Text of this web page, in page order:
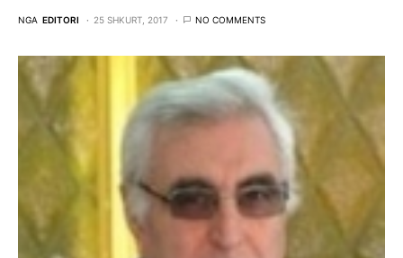
NGA EDITORI 25 SHKURT, 2017 NO COMMENTS